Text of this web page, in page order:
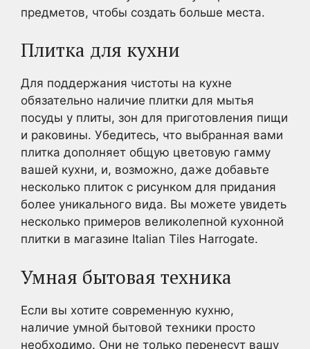
предметов, чтобы создать больше места.
Плитка для кухни
Для поддержания чистоты на кухне
обязательно наличие плитки для мытья
посуды у плиты, зон для приготовления пищи
и раковины. Убедитесь, что выбранная вами
плитка дополняет общую цветовую гамму
вашей кухни, и, возможно, даже добавьте
несколько плиток с рисунком для придания
более уникального вида. Вы можете увидеть
несколько примеров великолепной кухонной
плитки в магазине Italian Tiles Harrogate.
Умная бытовая техника
Если вы хотите современную кухню,
наличие умной бытовой техники просто
необходимо. Они не только перенесут вашу